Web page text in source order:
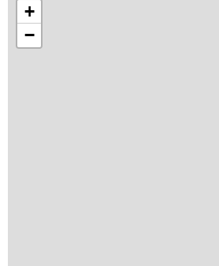
+
−